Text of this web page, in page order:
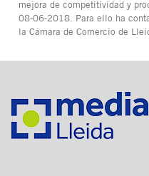
mejora de competitividad y
08-06-2018. Para ello ha
la Cámara de Comercio de